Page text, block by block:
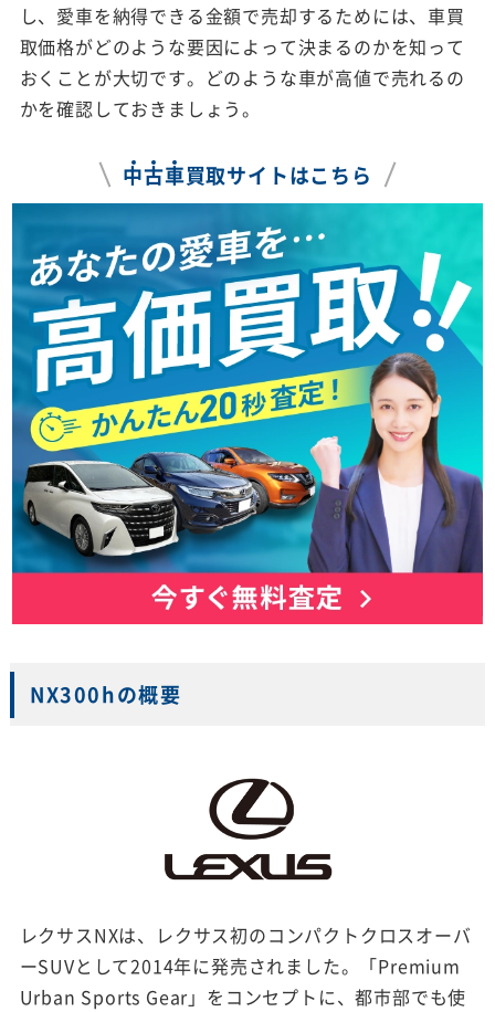
し、愛車を納得できる金額で売却するためには、車買
取価格がどのような要因によって決まるのかを知って
おくことが大切です。どのような車が高値で売れるの
かを確認しておきましょう。
中古車買取サイトはこちら
NX300hの概要
レクサスNXは、レクサス初のコンパクトクロスオーバ
ーSUVとして2014年に発売されました。「Premium
Urban Sports Gear」をコンセプトに、都市部でも使